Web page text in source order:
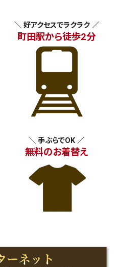
＼ 好アクセスでラクラク ／
町田駅から徒歩2分
＼ 手ぶらでOK ／
無料のお着替え